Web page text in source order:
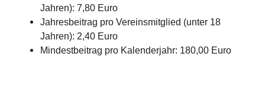
Jahren): 7,80 Euro
Jahresbeitrag pro Vereinsmitglied (unter 18
Jahren): 2,40 Euro
Mindestbeitrag pro Kalenderjahr: 180,00 Euro